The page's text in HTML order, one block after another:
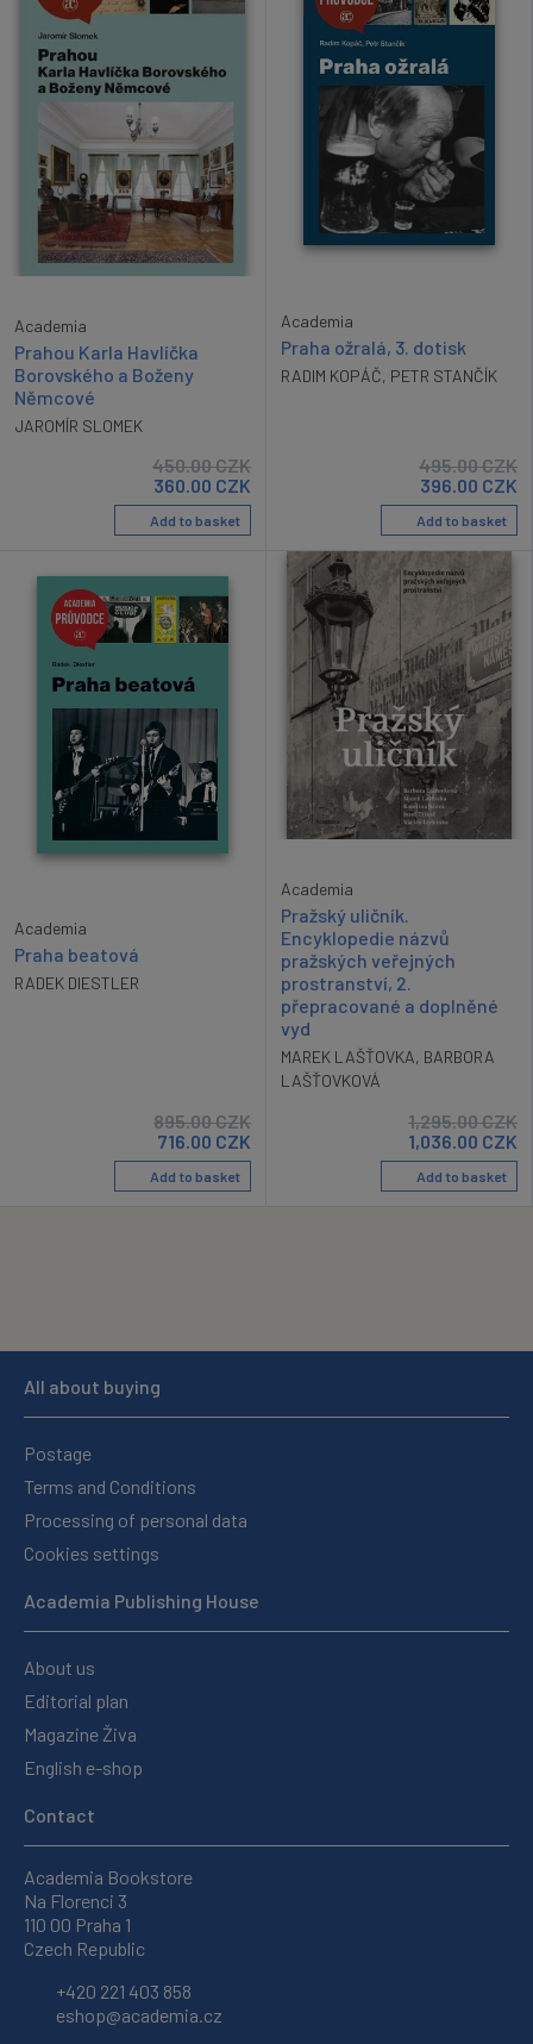
Academia
Prahou Karla Havlíčka
Borovského a Boženy
Němcové
JAROMÍR SLOMEK
450.00CZK
360.00 CZK
Add to basket
Academia
Praha ožralá, 3. dotisk
RADIM KOPÁČ, PETR STANČÍK
495.00CZK
396.00 CZK
Add to basket
Academia
Praha beatová
RADEK DIESTLER
895.00CZK
716.00 CZK
Add to basket
Academia
Pražský uličník.
Encyklopedie názvů
pražských veřejných
prostranství, 2.
přepracované a doplněné
vyd
MAREK LAŠŤOVKA, BARBORA
LAŠŤOVKOVÁ
1,295.00CZK
1,036.00 CZK
Add to basket
All about buying
Postage
Terms and Conditions
Processing of personal data
Cookies settings
Academia Publishing House
About us
Editorial plan
Magazine Živa
English e-shop
Contact
Academia Bookstore
Na Florenci 3
110 00 Praha 1
Czech Republic
+420 221 403 858
eshop@academia.cz